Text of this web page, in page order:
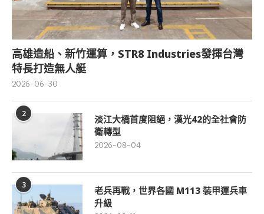
高雄造船、新竹運算，STR8 Industries發揮台灣
特長打造無人艇
2026-06-30
2
淡江大橋首度阻絕，漢光42的全社會防
衛轉型
2026-08-04
3
老兵再戰，世界各國 M113 裝甲運兵車
升級